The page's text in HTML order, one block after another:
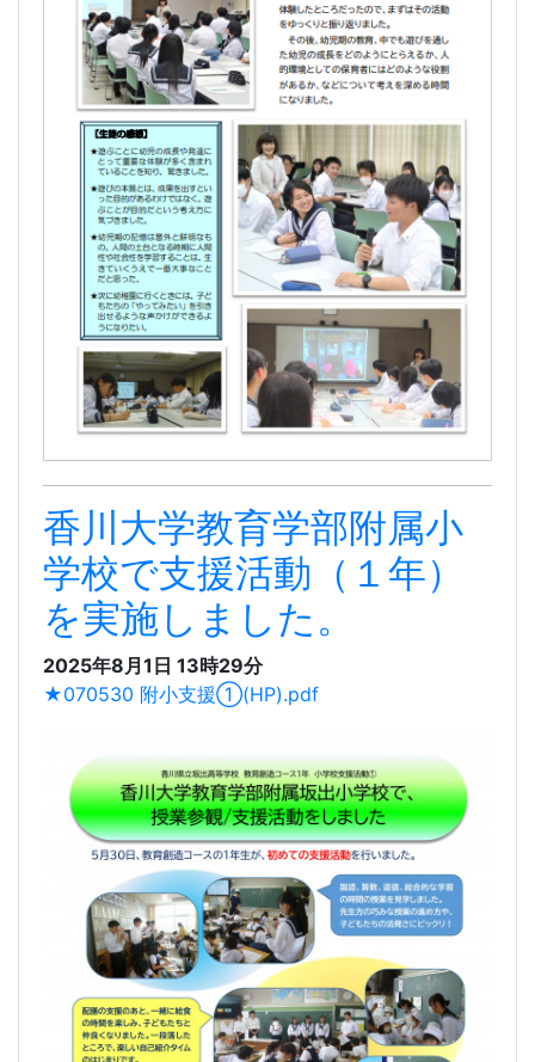
香川大学教育学部附属小
学校で支援活動（１年）
2025年8月1日 13時29分
★070530 附小支援①(HP).pdf